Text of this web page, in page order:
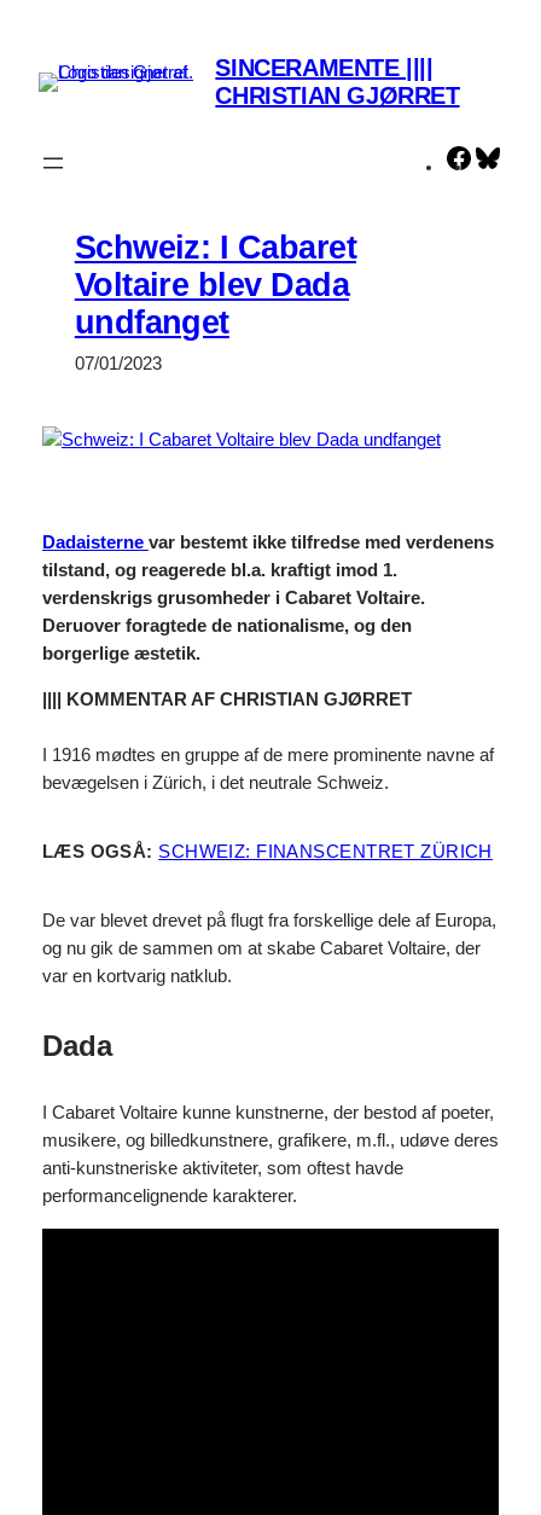
indhold
SINCERAMENTE ||||
CHRISTIAN GJØRRET
Schweiz: I Cabaret
Voltaire blev Dada
undfanget
07/01/2023
Dadaisterne var bestemt ikke tilfredse med verdenens
tilstand, og reagerede bl.a. kraftigt imod 1.
verdenskrigs grusomheder i Cabaret Voltaire.
Deruover foragtede de nationalisme, og den
borgerlige æstetik.
|||| KOMMENTAR AF CHRISTIAN GJØRRET
I 1916 mødtes en gruppe af de mere prominente navne af
bevægelsen i Zürich, i det neutrale Schweiz.
LÆS OGSÅ: SCHWEIZ: FINANSCENTRET ZÜRICH
De var blevet drevet på flugt fra forskellige dele af Europa,
og nu gik de sammen om at skabe Cabaret Voltaire, der
var en kortvarig natklub.
Dada
I Cabaret Voltaire kunne kunstnerne, der bestod af poeter,
musikere, og billedkunstnere, grafikere, m.fl., udøve deres
anti-kunstneriske aktiviteter, som oftest havde
performancelignende karakterer.